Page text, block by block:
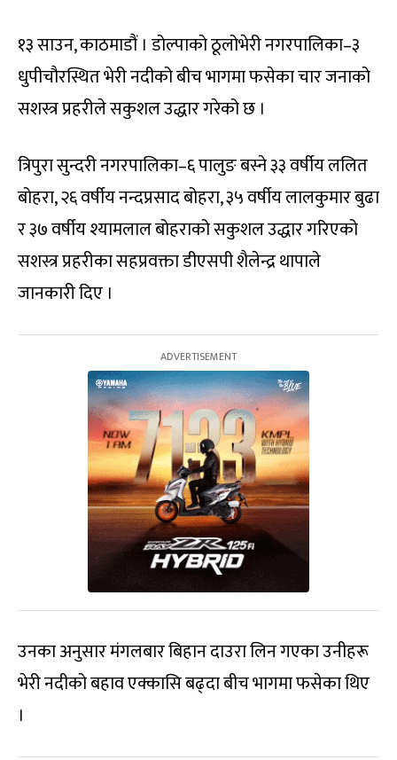
१३ साउन, काठमाडौं । डोल्पाको ठूलोभेरी नगरपालिका–३
धुपीचौरस्थित भेरी नदीको बीच भागमा फसेका चार जनाको
सशस्त्र प्रहरीले सकुशल उद्धार गरेको छ ।
त्रिपुरा सुन्दरी नगरपालिका–६ पालुङ बस्ने ३३ वर्षीय ललित
बोहरा, २६ वर्षीय नन्दप्रसाद बोहरा, ३५ वर्षीय लालकुमार बुढा
र ३७ वर्षीय श्यामलाल बोहराको सकुशल उद्धार गरिएको
सशस्त्र प्रहरीका सहप्रवक्ता डीएसपी शैलेन्द्र थापाले
जानकारी दिए ।
उनका अनुसार मंगलबार बिहान दाउरा लिन गएका उनीहरू
भेरी नदीको बहाव एक्कासि बढ्दा बीच भागमा फसेका थिए
।